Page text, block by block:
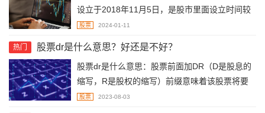
设立于2018年11月5日，是股市里面设立时间较
短的一个板块，其全称是科技创新板，是为科技
一些科技型、创新型的企业进行挂牌上市。这类
企业在早期融资比较困难，而在科创板上市以后
则可以成功进行融资。
股票 2024-01-11
热门 股票dr是什么意思？好还是不好？
股票dr是什么意思：股票前面加DR（D是股息的
缩写，R是股权的缩写）前缀意味着该股票将要
进行除权操作，表示当天是该股票的一个除权除
股票 2023-08-03